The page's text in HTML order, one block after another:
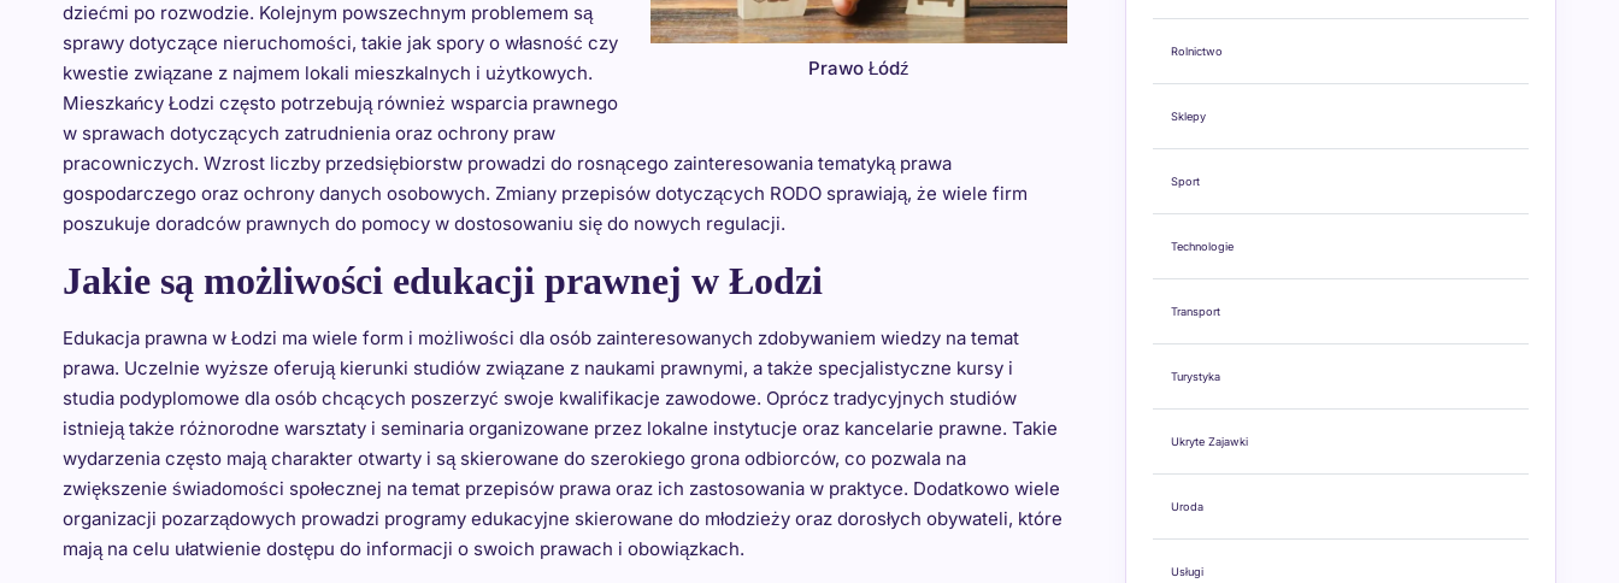
Prawo Łódź
dziećmi po rozwodzie. Kolejnym powszechnym problemem są
sprawy dotyczące nieruchomości, takie jak spory o własność czy
kwestie związane z najmem lokali mieszkalnych i użytkowych.
Mieszkańcy Łodzi często potrzebują również wsparcia prawnego
w sprawach dotyczących zatrudnienia oraz ochrony praw
pracowniczych. Wzrost liczby przedsiębiorstw prowadzi do rosnącego zainteresowania tematyką prawa
gospodarczego oraz ochrony danych osobowych. Zmiany przepisów dotyczących RODO sprawiają, że wiele firm
poszukuje doradców prawnych do pomocy w dostosowaniu się do nowych regulacji.
Jakie są możliwości edukacji prawnej w Łodzi
Edukacja prawna w Łodzi ma wiele form i możliwości dla osób zainteresowanych zdobywaniem wiedzy na temat
prawa. Uczelnie wyższe oferują kierunki studiów związane z naukami prawnymi, a także specjalistyczne kursy i
studia podyplomowe dla osób chcących poszerzyć swoje kwalifikacje zawodowe. Oprócz tradycyjnych studiów
istnieją także różnorodne warsztaty i seminaria organizowane przez lokalne instytucje oraz kancelarie prawne. Takie
wydarzenia często mają charakter otwarty i są skierowane do szerokiego grona odbiorców, co pozwala na
zwiększenie świadomości społecznej na temat przepisów prawa oraz ich zastosowania w praktyce. Dodatkowo wiele
organizacji pozarządowych prowadzi programy edukacyjne skierowane do młodzieży oraz dorosłych obywateli, które
mają na celu ułatwienie dostępu do informacji o swoich prawach i obowiązkach.
Rolnictwo
Sklepy
Sport
Technologie
Transport
Turystyka
Ukryte Zajawki
Uroda
Usługi